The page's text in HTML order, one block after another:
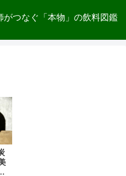
がつなぐ「本物」の飲料図鑑